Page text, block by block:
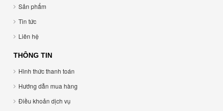
Sản phẩm
Tin tức
Liên hệ
THÔNG TIN
Hình thức thanh toán
Hướng dẫn mua hàng
Điều khoản dịch vụ